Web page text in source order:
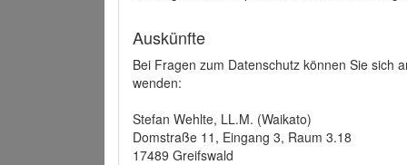
Auskünfte
Bei Fragen zum Datenschutz können Sie sich
wenden:
Stefan Wehlte, LL.M. (Waikato)
Domstraße 11, Eingang 3, Raum 3.18
17489 Greifswald